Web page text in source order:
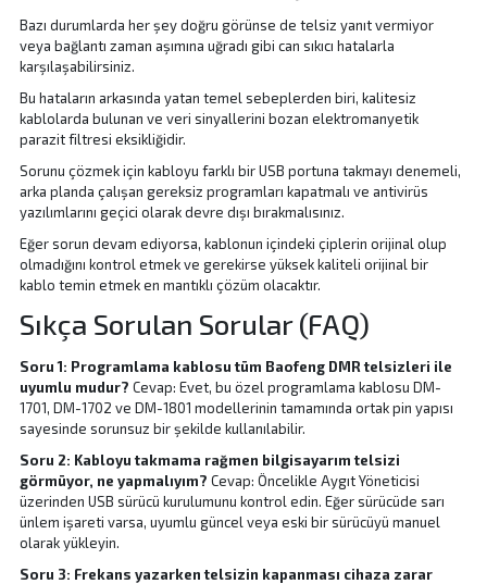
Bazı durumlarda her şey doğru görünse de telsiz yanıt vermiyor
veya bağlantı zaman aşımına uğradı gibi can sıkıcı hatalarla
karşılaşabilirsiniz.
Bu hataların arkasında yatan temel sebeplerden biri, kalitesiz
kablolarda bulunan ve veri sinyallerini bozan elektromanyetik
parazit filtresi eksikliğidir.
Sorunu çözmek için kabloyu farklı bir USB portuna takmayı denemeli,
arka planda çalışan gereksiz programları kapatmalı ve antivirüs
yazılımlarını geçici olarak devre dışı bırakmalısınız.
Eğer sorun devam ediyorsa, kablonun içindeki çiplerin orijinal olup
olmadığını kontrol etmek ve gerekirse yüksek kaliteli orijinal bir
kablo temin etmek en mantıklı çözüm olacaktır.
Sıkça Sorulan Sorular (FAQ)
Soru 1: Programlama kablosu tüm Baofeng DMR telsizleri ile
uyumlu mudur? Cevap: Evet, bu özel programlama kablosu DM-
1701, DM-1702 ve DM-1801 modellerinin tamamında ortak pin yapısı
sayesinde sorunsuz bir şekilde kullanılabilir.
Soru 2: Kabloyu takmama rağmen bilgisayarım telsizi
görmüyor, ne yapmalıyım? Cevap: Öncelikle Aygıt Yöneticisi
üzerinden USB sürücü kurulumunu kontrol edin. Eğer sürücüde sarı
ünlem işareti varsa, uyumlu güncel veya eski bir sürücüyü manuel
olarak yükleyin.
Soru 3: Frekans yazarken telsizin kapanması cihaza zarar